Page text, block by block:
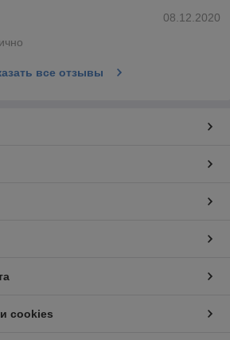
08.12.2020
все отзывы
cookies